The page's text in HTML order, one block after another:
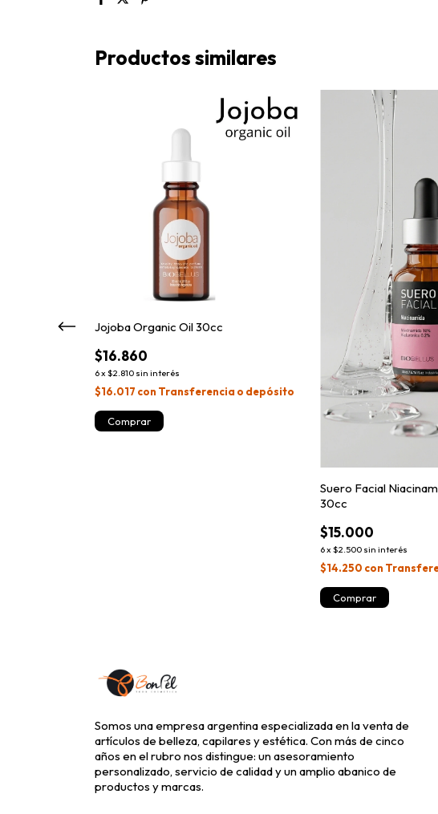
Productos similares
Jojoba Organic Oil 30cc
$16.860
6x $2.810 sin interés
$16.017 con Transferencia o depósito
Suero Facial
30cc
$15.000
6x $2.500 sin interés
$14.250 con
Somos una empresa argentina especializada en la venta de
artículos de belleza, capilares y estética. Con más de cinco
años en el rubro nos distingue: un asesoramiento
personalizado, servicio de calidad y un amplio abanico de
productos y marcas.